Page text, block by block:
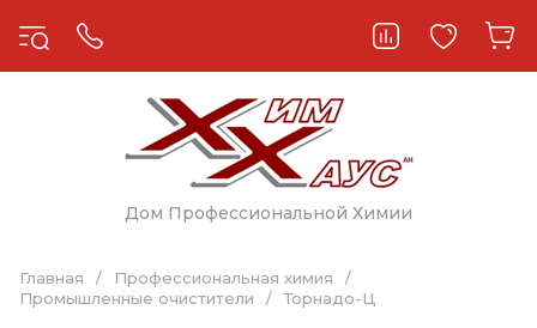
Дом Профессиональной Химии
Главная / Профессиональная химия
/
Промышленные очистители
/ Торнадо-Ц